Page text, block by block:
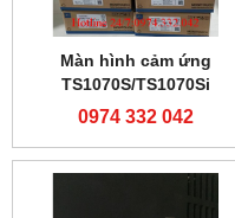
Màn hình cảm ứng
TS1070S/TS1070Si
0974 332 042